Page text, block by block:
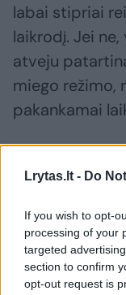
Lrytas.lt - Do
If you wish to opt-
processing of your
targeted
section to confirm
opt-out request is
labai stipriai
laikrodį. Jei
atveju
miego režimo,
pakankamai
skiriasi nuo
reikėtų
kasdien,
kėlimosi
kuriuo reikės